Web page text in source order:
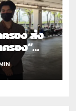
รอง ส่ง
รอง”
บุ ไม่ได้
จ๊ก” ฟ้อง
รไปก่อน